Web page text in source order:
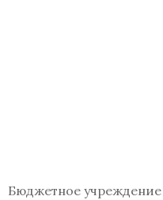
Бюджетное учреждение